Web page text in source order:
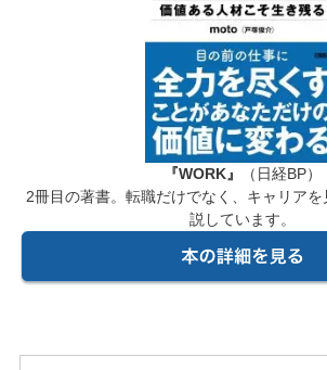
『WORK』
（日経BP）
2冊目の著書。転職だけでなく、キャリア
説しています。